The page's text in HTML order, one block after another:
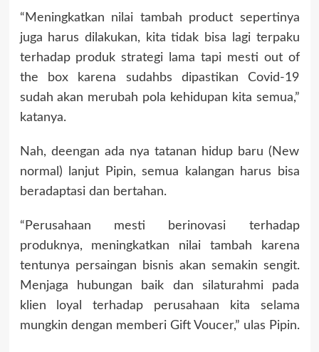
“Meningkatkan nilai tambah product sepertinya
juga harus dilakukan, kita tidak bisa lagi terpaku
terhadap produk strategi lama tapi mesti out of
the box karena sudahbs dipastikan Covid-19
sudah akan merubah pola kehidupan kita semua,”
katanya.
Nah, deengan ada nya tatanan hidup baru (New
normal) lanjut Pipin, semua kalangan harus bisa
beradaptasi dan bertahan.
“Perusahaan mesti berinovasi terhadap
produknya, meningkatkan nilai tambah karena
tentunya persaingan bisnis akan semakin sengit.
Menjaga hubungan baik dan silaturahmi pada
klien loyal terhadap perusahaan kita selama
mungkin dengan memberi Gift Voucer,” ulas Pipin.